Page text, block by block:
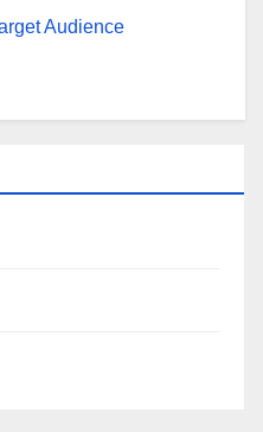
Audience